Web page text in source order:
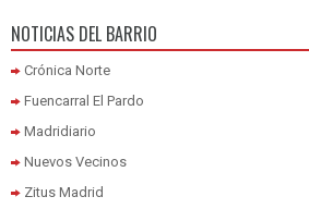
NOTICIAS DEL BARRIO
Crónica Norte
Fuencarral El Pardo
Madridiario
Nuevos Vecinos
Zitus Madrid